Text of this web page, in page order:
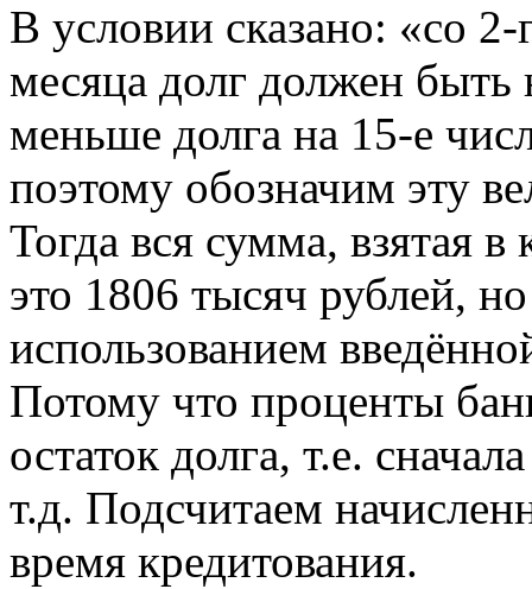
В условии сказано: «со
месяца долг должен
меньше долга на 15-е
поэтому обозначим эту
Тогда вся сумма, взятая
это 1806 тысяч рублей,
использованием
Потому что проценты
остаток долга, т.е.
т.д. Подсчитаем
время кредитования.